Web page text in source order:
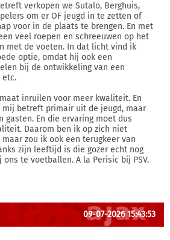
verkopen we Sutalo, Berghuis,
om er OF jeugd in te zetten of
voor in de plaats te brengen. En met
veel roepen en schreeuwen op het
met de voeten. In dat licht vind ik
optie, omdat hij ook een
bij de ontwikkeling van een
etc.
inruilen voor meer kwaliteit. En
betreft primair uit de jeugd, maar
gasten. En die ervaring moet dus
Daarom ben ik op zich niet
zou ik ook een terugkeer van
zijn leeftijd is die gozer echt nog
te voetballen. A la Perisic bij PSV.
09-07-2026 15:43:53